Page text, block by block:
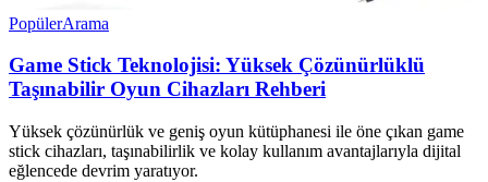
PopülerArama
Game Stick Teknolojisi: Yüksek Çözünürlüklü
Taşınabilir Oyun Cihazları Rehberi
Yüksek çözünürlük ve geniş oyun kütüphanesi ile öne çıkan game
stick cihazları, taşınabilirlik ve kolay kullanım avantajlarıyla dijital
eğlencede devrim yaratıyor.